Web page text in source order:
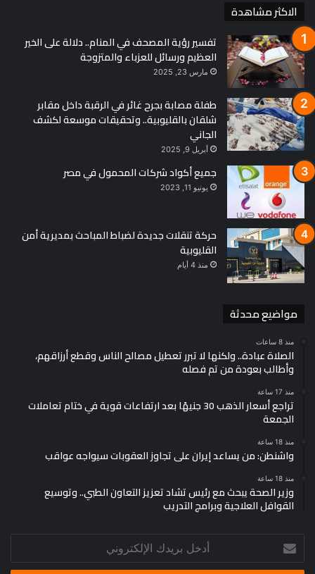
الاكثر مشاهدة
تفسير رؤية المصحف في المنام.. دلالة على الخير
العظيم ورسائل للعزباء والمتزوجة
مارس 23, 2025
طفلة مصابة بجرح غائر في الرقبة داخل مقابر
شلقان بالقليوبية.. وتحقيقات موسعة لكشف
الجاني
أبريل 9, 2025
جميع أكواد شركات المحمول في مصر
يونيو 11, 2023
حركة تنقلات جديدة لضباط المباحث بمديرية أمن
القليوبية
منذ 4 أيام
مواضيع محدثة
منذ 8 ساعات
الصلاة عبادة.. ولكنها لا تبرر تعطيل مصالح الناس وقطع أرزاقهم،
وأطالب بعودة من تم فصله
منذ 17 ساعة
تراجع أسعار الذهب 30 جنيهًا بعد ارتفاعات قوية في ختام تعاملات
الجمعة
منذ 18 ساعة
واشنطن: من يساعد إيران على تجاوز العقوبات سيواجه عواقب
منذ 18 ساعة
وزير الصحة يبحث مع رئيس تشاد تعزيز التعاون الطبي.. وتوسيع
القوافل العلاجية وبرامج التدريب
بريدك
الإلكتروني